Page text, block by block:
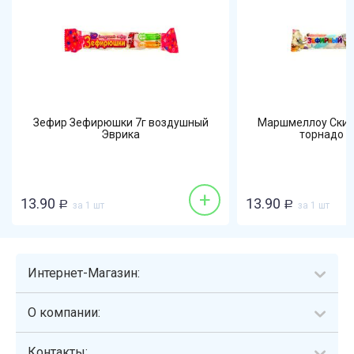
Зефир Зефирюшки 7г воздушный
Эврика
13.90 Р за 1 шт +
Маршмеллоу
торнадо
13.90 Р за 1 шт
Интернет-Магазин:
О компании: